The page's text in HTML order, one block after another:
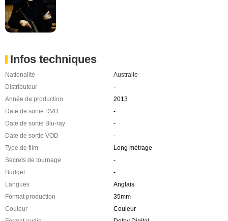
Infos techniques
Nationalité
Australie
Distributeur
-
Année de production
2013
Date de sortie DVD
-
Date de sortie Blu-ray
-
Date de sortie VOD
-
Type de film
Long métrage
Secrets de tournage
-
Budget
-
Langues
Anglais
Format production
35mm
Couleur
Couleur